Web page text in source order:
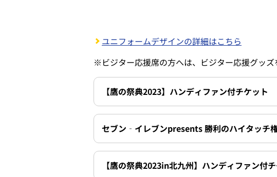
ユニフォームデザインの詳細はこちら
※ ビジター応援席の方へは、ビジター応援グッズ
【鷹の祭典2023】ハンディファン付チケット
セブン‐イレブンpresents 勝利のハイタッチ
【鷹の祭典2023in北九州】ハンディファン付